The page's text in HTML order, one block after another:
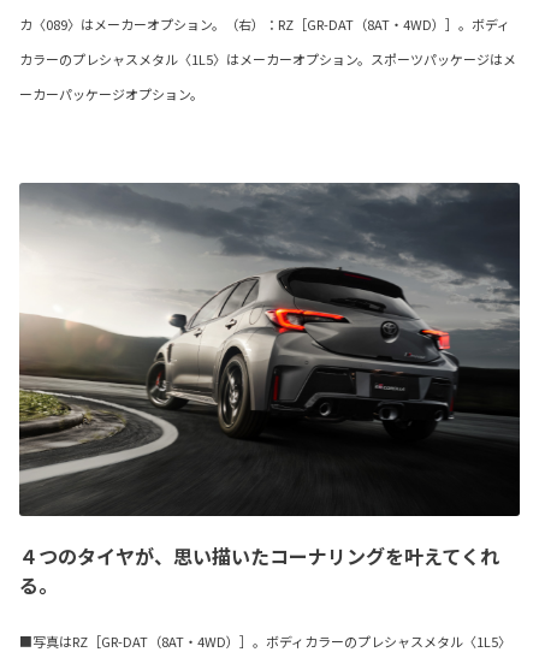
カ〈089〉はメーカーオプション。（右）：RZ［GR-DAT（8AT・4WD）］。ボディ
カラーのプレシャスメタル〈1L5〉はメーカーオプション。スポーツパッケージはメ
ーカーパッケージオプション。
４つのタイヤが、思い描いたコーナリングを叶えてくれ
る。
■写真はRZ［GR-DAT（8AT・4WD）］。ボディカラーのプレシャスメタル〈1L5〉